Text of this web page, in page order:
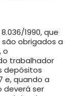
1990, que
obrigados a
o
trabalhador
depósitos
e, quando a
deverá ser